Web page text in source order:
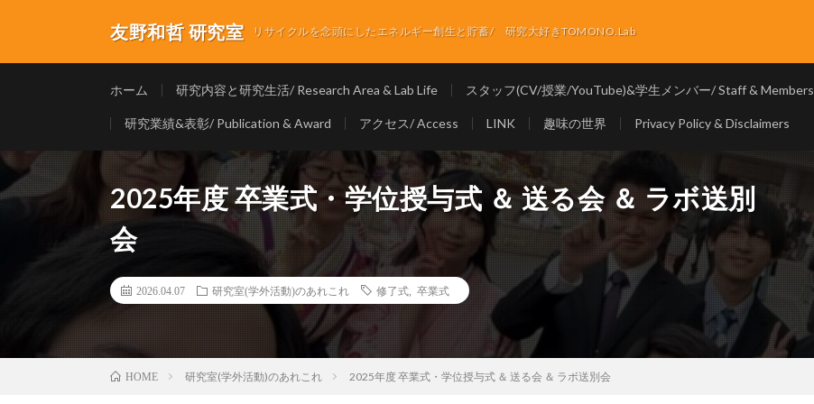
友野和哲 研究室 リサイクルを念頭にしたエネルギー創生と貯蓄/ 研究大好きTOMONO.Lab
ホーム 研究内容と研究生活/ Research Area & Lab Life スタッフ(CV/授業/YouTube)&学生メンバー/ Staff & Members
研究業績&表彰/ Publication & Award アクセス/ Access LINK 趣味の世界 Privacy Policy & Disclaimers
2025年度 卒業式・学位授与式 ＆ 送る会 ＆ ラボ送別
会
2026.04.07 研究室(学外活動)のあれこれ 修了式 卒業式
HOME 研究室(学外活動)のあれこれ 2025年度 卒業式・学位授与式 ＆ 送る会 ＆ ラボ送別会